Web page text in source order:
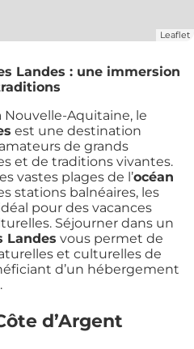
Leaflet
Landes : une immersion
Nouvelle-Aquitaine, le
est une destination
de grands
et de traditions vivantes.
vastes plages de l’océan
stations balnéaires, les
pour des vacances
Séjourner dans un
Landes vous permet de
et culturelles de
d’un hébergement
d’Argent